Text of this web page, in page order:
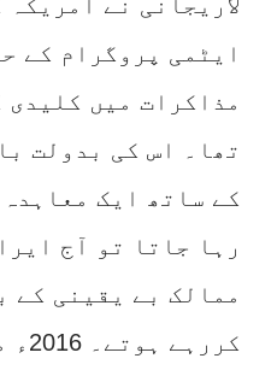
ایٹمی پروگرام کے
مذاکرات میں کلیدی
تھا۔ اس کی بدولت
کے ساتھ ایک معاہدہ
رہا جاتا تو آج
ممالک بے یقینی کے
کررہے